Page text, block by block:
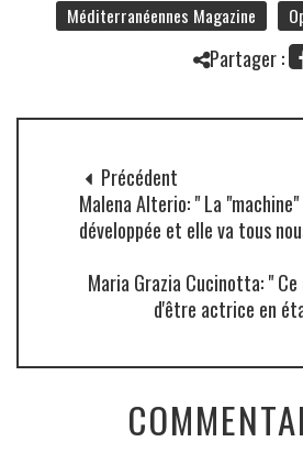
Méditerranéennes Magazine
Partager :
Précédent
Malena Alterio: " La
développée et elle va tous
Maria Grazia Cucinotta: "
d'être actrice en